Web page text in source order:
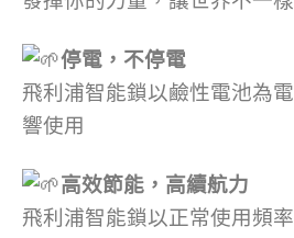
停電，不停電
飛利浦智能鎖以鹼性電池為
響使用
高效節能，高續航力
飛利浦智能鎖以正常使用頻